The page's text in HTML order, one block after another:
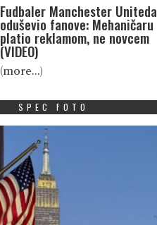
Fudbaler Manchester Uniteda
oduševio fanove: Mehaničaru
platio reklamom, ne novcem
(VIDEO)
(more…)
SPEC FOTO